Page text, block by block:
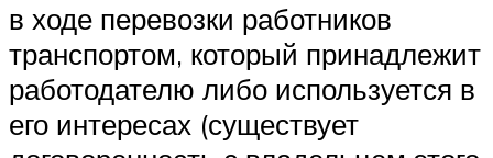
в ходе перевозки работников
транспортом, который принадлежит
работодателю либо используется в
его интересах (существует